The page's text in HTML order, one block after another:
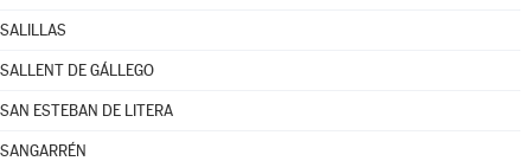
SALILLAS
SALLENT DE GÁLLEGO
SAN ESTEBAN DE LITERA
SANGARRÉN